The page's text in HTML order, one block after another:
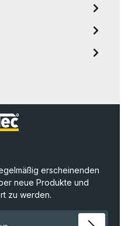
erscheinenden
neue Produkte und
zu werden.